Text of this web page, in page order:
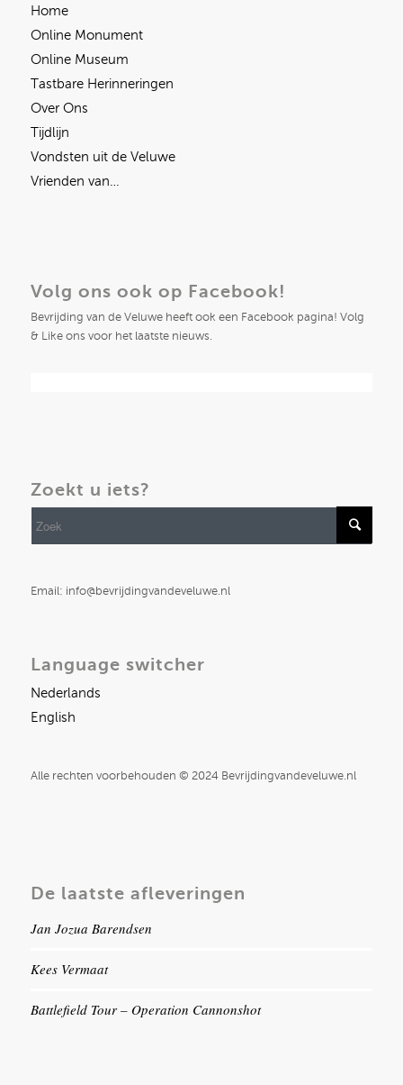
Home
Online Monument
Online Museum
Tastbare Herinneringen
Over Ons
Tijdlijn
Vondsten uit de Veluwe
Vrienden van…
Volg ons ook op Facebook!
Bevrijding van de Veluwe heeft ook een Facebook pagina! Volg
& Like ons voor het laatste nieuws.
Zoekt u iets?
Email: info@bevrijdingvandeveluwe.nl
Language switcher
Nederlands
English
Alle rechten voorbehouden © 2024 Bevrijdingvandeveluwe.nl
De laatste afleveringen
Jan Jozua Barendsen
Kees Vermaat
Battlefield Tour – Operation Cannonshot